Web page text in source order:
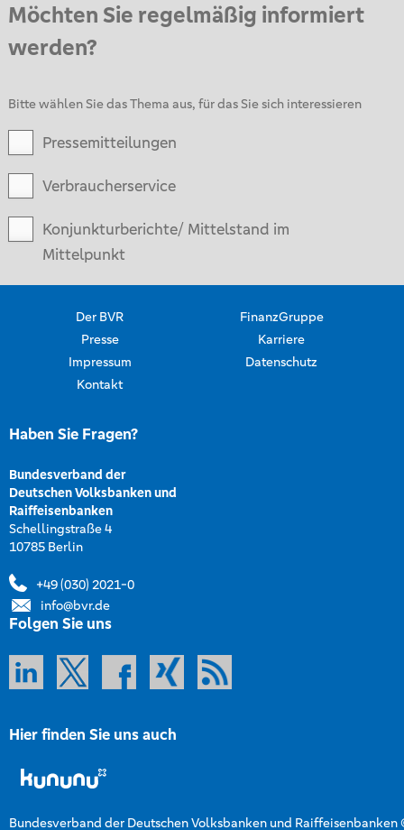
Möchten Sie regelmäßig informiert
werden?
Bitte wählen Sie das Thema aus, für das Sie sich interessieren
Pressemitteilungen
Verbraucherservice
Konjunkturberichte/ Mittelstand im
Mittelpunkt
Der BVR
FinanzGruppe
Presse
Karriere
Impressum
Datenschutz
Kontakt
Haben Sie Fragen?
Bundesverband der
Deutschen Volksbanken und
Raiffeisenbanken
Schellingstraße 4
10785 Berlin
+49 (030) 2021-0
info@bvr.de
Folgen Sie uns
Hier finden Sie uns auch
Bundesverband der Deutschen Volksbanken und Raiffeisenbanken